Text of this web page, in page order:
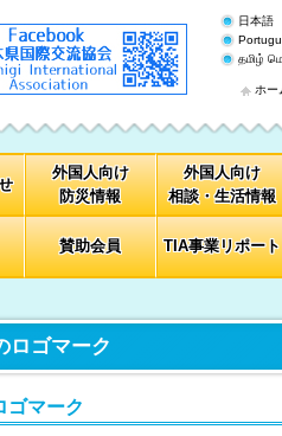
日本語
தமிழ்
ホー
外国人向け
防災情報
外国人向け
相談・生活情報
賛助会員 TIA事業リポート
ロゴマーク
ゴマーク